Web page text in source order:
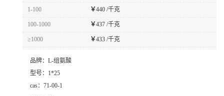
1-100 ￥440 /千克
100-1000 ￥437 /千克
≥1000 ￥433 /千克
品牌： L-组氨酸
型号： 1*25
cas： 71-00-1